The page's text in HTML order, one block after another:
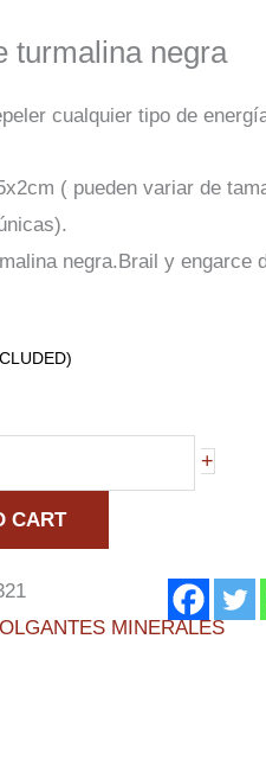
turmalina negra
cualquier tipo de
( pueden variar de
negra.Brail y engarce
+
CART
MINERALES